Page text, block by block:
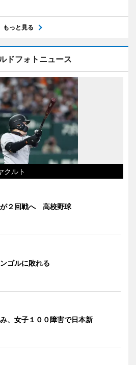
もっと見る
ドフォトニュース
クルト
２回戦へ 高校野球
ゴルに敗れる
、女子１００障害で日本新